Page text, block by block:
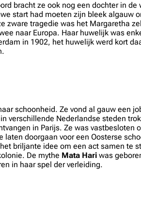
bracht ze ook nog een dochter in
start had moeten zijn bleek algauw
tragedie was het Margaretha
naar Europa. Haar huwelijk was
in 1902, het huwelijk werd kort
schoonheid. Ze vond al gauw een
verschillende Nederlandse steden
in Parijs. Ze was
doorgaan voor een Oosterse
briljante idee om een act samen te
De mythe Mata Hari was
in haar spel der verleiding.